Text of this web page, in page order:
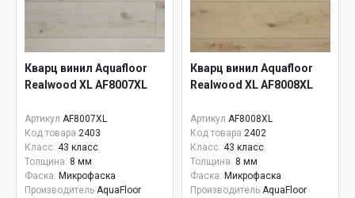
Кварц винил Aquafloor
Realwood XL AF8007XL
Артикул AF8007XL
Код товара 2403
Класс: 43 класс
Толщина: 8 мм
Фаска: Микрофаска
Производитель AquaFloor
Кварц винил Aquafloor
Realwood XL AF8008XL
Артикул AF8008XL
Код товара 2402
Класс: 43 класс
Толщина: 8 мм
Фаска: Микрофаска
Производитель AquaFloor